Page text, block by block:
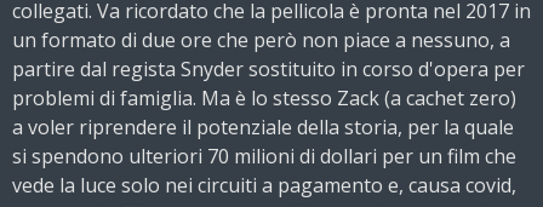
collegati. Va ricordato che la pellicola è pronta nel 2017 in
un formato di due ore che però non piace a nessuno, a
partire dal regista Snyder sostituito in corso d'opera per
problemi di famiglia. Ma è lo stesso Zack (a cachet zero)
a voler riprendere il potenziale della storia, per la quale
si spendono ulteriori 70 milioni di dollari per un film che
vede la luce solo nei circuiti a pagamento e, causa covid,